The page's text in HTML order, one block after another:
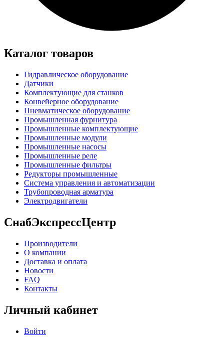
Каталог товаров
Гидравлическое оборудование
Датчики
Комплектующие для станков
Конвейерное оборудование
Пневматическое оборудование
Промышленная фурнитура
Промышленные комплектующие
Промышленные модули
Промышленные насосы
Промышленные реле
Промышленные фильтры
Редукторы промышленные
Система управления и автоматизации
Трубопроводная арматура
Электродвигатели
СнабЭкспрессЦентр
Производители
О компании
Доставка и оплата
Новости
FAQ
Контакты
Личный кабинет
Войти